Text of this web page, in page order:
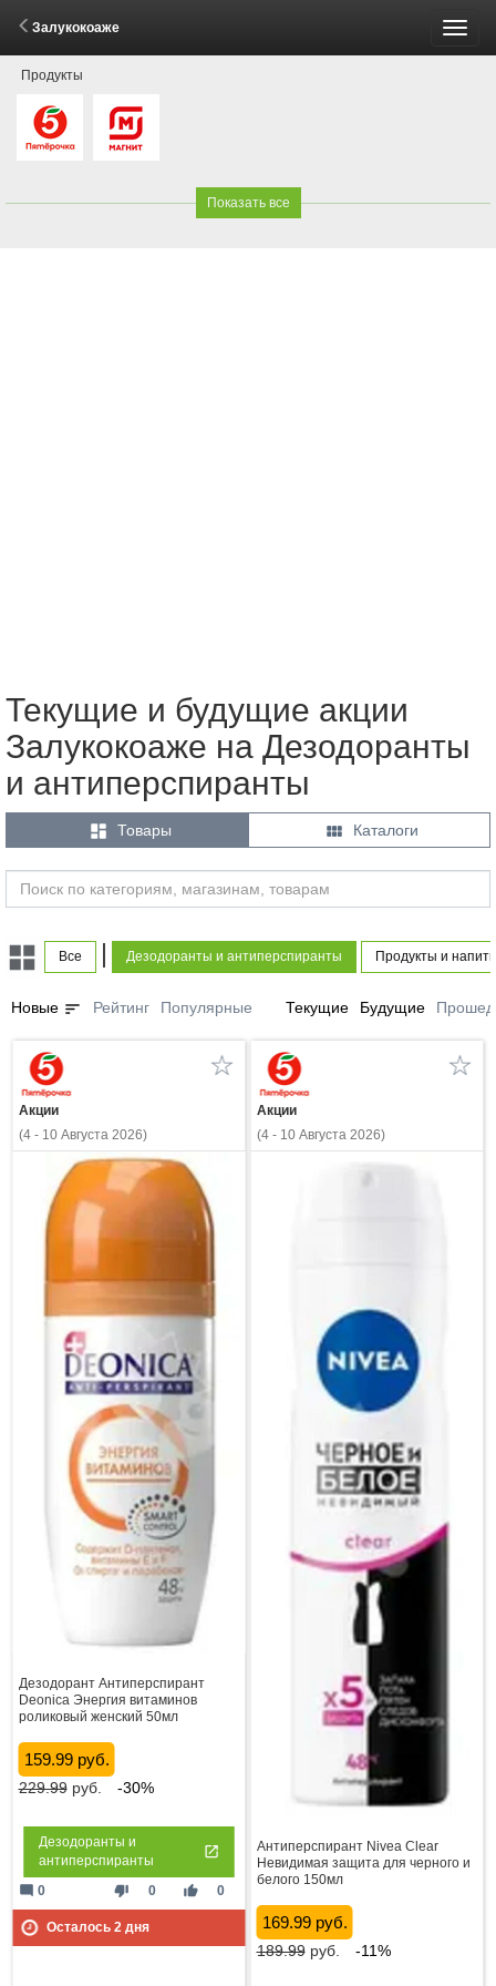
Залукокоаже
Продукты
Показать все
Текущие и будущие акции
Залукокоаже на Дезодоранты
и антиперспиранты
 Товары  Каталоги
Все Дезодоранты и антиперспиранты Продукты и
Новые sort Рейтинг Популярные Текущие Будущие
Акции
(4 - 10 Августа 2026)
Дезодорант Антиперспирант
Deonica Энергия витаминов
роликовый женский 50мл
159.99 руб.
229.99руб. -30%
Дезодоранты и
антиперспиранты
thumb_down 0 thumb_up 0
mode_comment 0
Осталось 2дня
Акции
(4 - 10 Августа 2026)
Антиперспирант Nivea Clear
Невидимая защита для черного и
белого 150мл
169.99 руб.
189.99руб. -11%